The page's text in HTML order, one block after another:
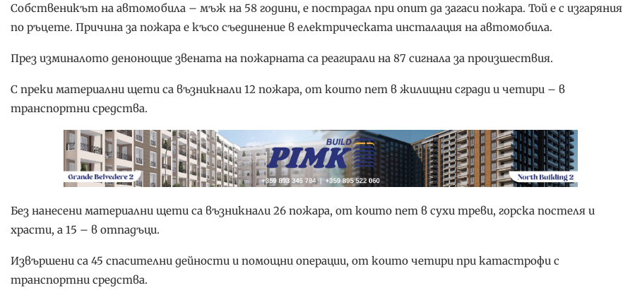
Собственикът на автомобила – мъж на 58 години, е пострадал при опит да загаси пожара. Той е с изгаряния
по ръцете. Причина за пожара е късо съединение в електрическата инсталация на автомобила.
През изминалото денонощие звената на пожарната са реагирали на 87 сигнала за произшествия.
С преки материални щети са възникнали 12 пожара, от които пет в жилищни сгради и четири – в
транспортни средства.
Без нанесени материални щети са възникнали 26 пожара, от които пет в сухи треви, горска постеля и
храсти, а 15 – в отпадъци.
Извършени са 45 спасителни дейности и помощни операции, от които четири при катастрофи с
транспортни средства.